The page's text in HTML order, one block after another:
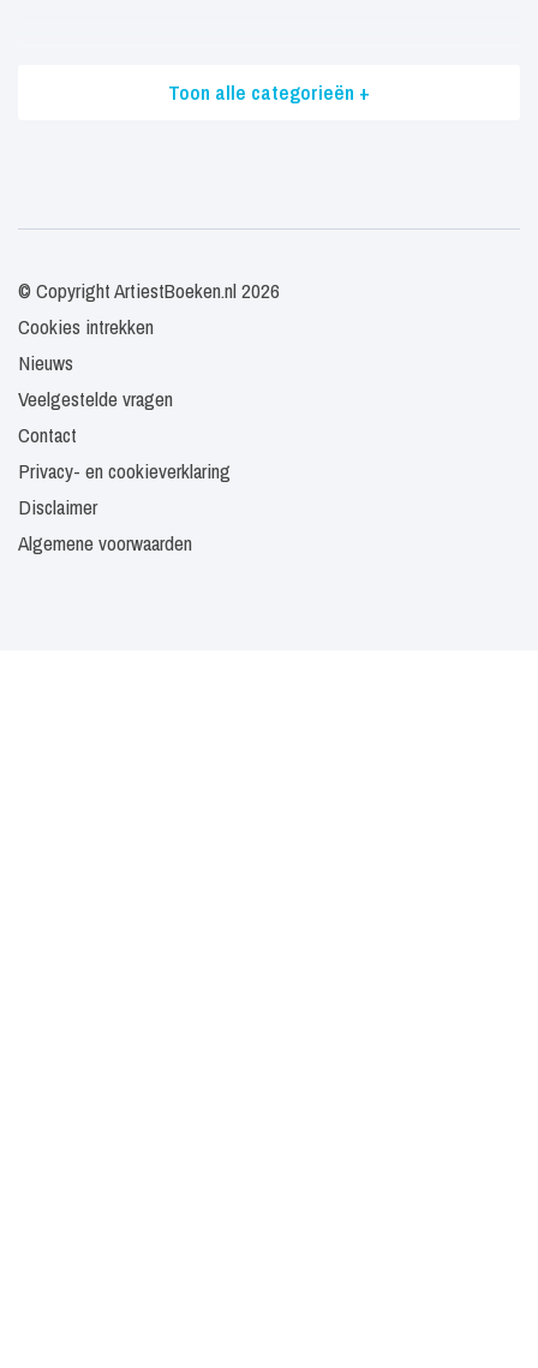
Toon alle categorieën +
© Copyright ArtiestBoeken.nl 2026
Cookies intrekken
Nieuws
Veelgestelde vragen
Contact
Privacy- en cookieverklaring
Disclaimer
Algemene voorwaarden